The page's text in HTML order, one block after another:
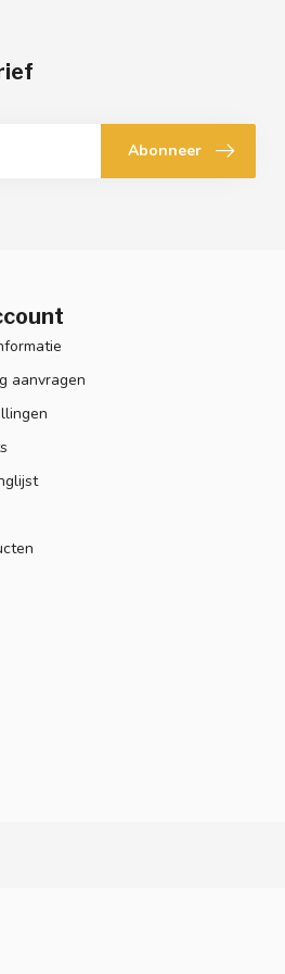
Abonneer
aanvragen